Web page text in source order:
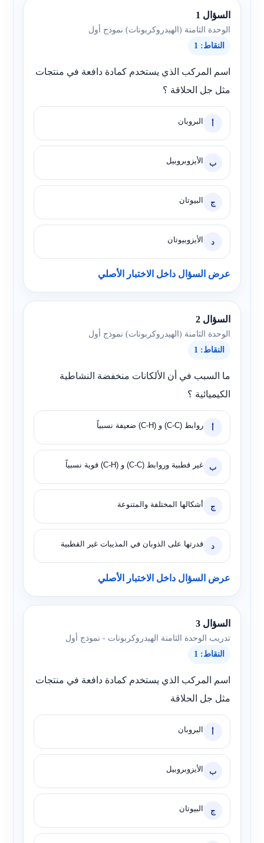
السؤال 1
الوحدة الثامنة (الهيدروكربونات) نموذج أول
النقاط: 1
اسم المركب الذي يستخدم كمادة دافعة في منتجات
مثل جل الحلاقة ؟
أ البروبان
ب الأيزوبروبيل
ج البيوتان
د الأيزوبيوتان
عرض السؤال داخل الاختبار الأصلي
السؤال 2
الوحدة الثامنة (الهيدروكربونات) نموذج أول
النقاط: 1
ما السبب في أن الألكانات منخفضة النشاطية
الكيميائية ؟
أ روابط (C-C) و (C-H) ضعيفة نسبياً
ب غير قطبية وروابط (C-C) و (C-H) قوية نسبياً
ج أشكالها المختلفة والمتنوعة
د قدرتها على الذوبان في المذيبات غير القطبية
عرض السؤال داخل الاختبار الأصلي
السؤال 3
تدريب الوحدة الثامنة الهيدروكربونات - نموذج أول
النقاط: 1
اسم المركب الذي يستخدم كمادة دافعة في منتجات
مثل جل الحلاقة
أ البروبان
ب الأيزوبروبيل
ج البيوتان